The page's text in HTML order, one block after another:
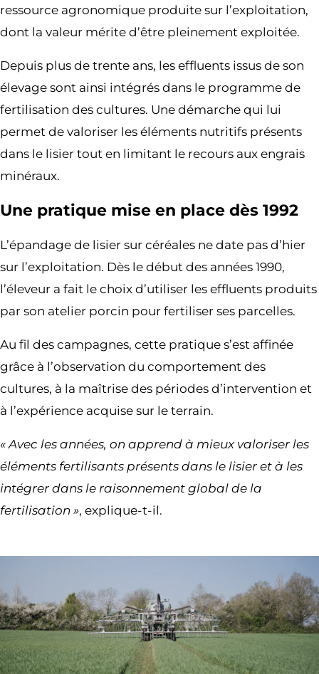
ressource agronomique produite sur l’exploitation,
dont la valeur mérite d’être pleinement exploitée.
Depuis plus de trente ans, les effluents issus de son
élevage sont ainsi intégrés dans le programme de
fertilisation des cultures. Une démarche qui lui
permet de valoriser les éléments nutritifs présents
dans le lisier tout en limitant le recours aux engrais
minéraux.
Une pratique mise en place dès 1992
L’épandage de lisier sur céréales ne date pas d’hier
sur l’exploitation. Dès le début des années 1990,
l’éleveur a fait le choix d’utiliser les effluents produits
par son atelier porcin pour fertiliser ses parcelles.
Au fil des campagnes, cette pratique s’est affinée
grâce à l’observation du comportement des
cultures, à la maîtrise des périodes d’intervention et
à l’expérience acquise sur le terrain.
« Avec les années, on apprend à mieux valoriser les
éléments fertilisants présents dans le lisier et à les
intégrer dans le raisonnement global de la
fertilisation », explique-t-il.